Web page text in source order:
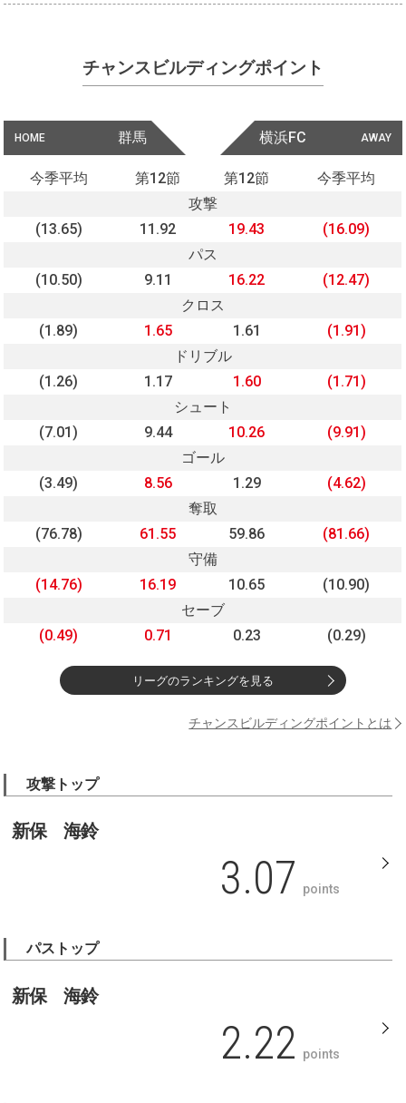
チャンスビルディングポイント
HOME 群馬 AWAY
横浜FC
今季平均 第12節 第12節
今季平均
攻撃
(13.65)
11.92 19.43
(16.09)
パス
(10.50)
9.11 16.22
(12.47)
クロス
(1.89)
1.65 1.61
(1.91)
ドリブル
(1.26)
1.17 1.60
(1.71)
シュート
(7.01)
9.44 10.26
(9.91)
ゴール
(3.49)
8.56 1.29
(4.62)
奪取
(76.78)
61.55 59.86
(81.66)
守備
(14.76)
16.19 10.65
(10.90)
セーブ
(0.49)
0.71 0.23 (0.29)
リーグのランキングを見る
チャンスビルディングポイントとは
攻撃トップ
新保 海鈴
3.07 points
パストップ
新保 海鈴
2.22 points